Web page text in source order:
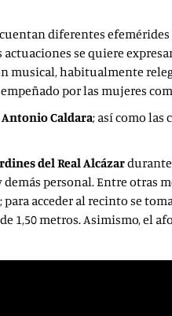
diferentes
se quiere
habitualmente
por las mujeres
Antonio Caldara; así como las
del Real Alcázar
personal. Entre otras
acceder al recinto se
metros. Asimismo, el